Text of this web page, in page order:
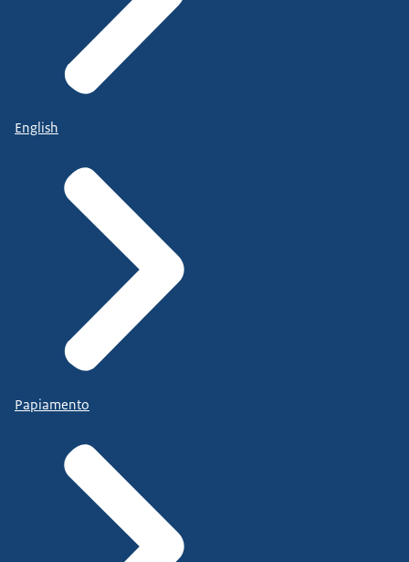
English
Papiamento